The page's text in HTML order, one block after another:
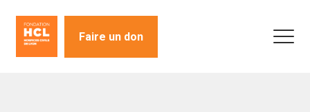
Faire un don